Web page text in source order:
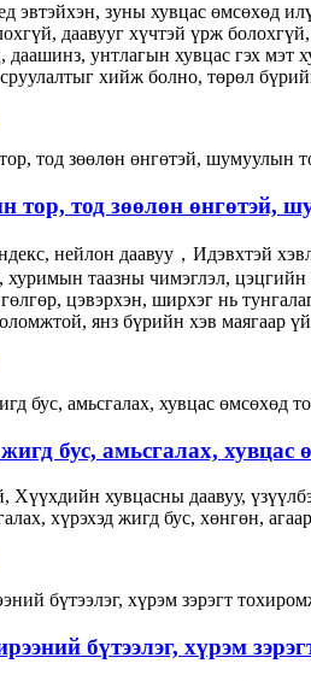
эвтэйхэн, зуны хувцас өмсөхөд
даавууг хүчтэй үрж
даашинз, унтлагын хувцас гэх мэт
хийж болно, төрөл
тор, тод зөөлөн өнгөтэй,
нейлон даавуу，Идэвхтэй
хуримын таазны чимэглэл, цэцгийн
цэвэрхэн, ширхэг нь
янз бүрийн хэв маягаар
жигд бус, амьсгалах,
Хүүхдийн хувцасны даавуу,
хүрэхэд жигд бус, хөнгөн,
бүтээлэг, хүрэм